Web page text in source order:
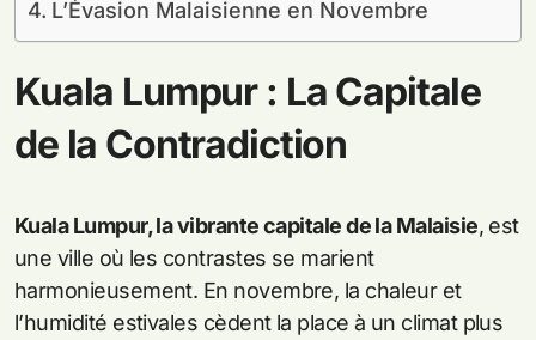
L’Évasion Malaisienne en Novembre
Kuala Lumpur : La Capitale
de la Contradiction
Kuala Lumpur, la vibrante capitale de la Malaisie, est
une ville où les contrastes se marient
harmonieusement. En novembre, la chaleur et
l’humidité estivales cèdent la place à un climat plus